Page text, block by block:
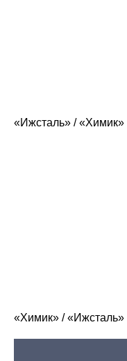
«Ижсталь» / «Химик»
«Химик» / «Ижсталь»